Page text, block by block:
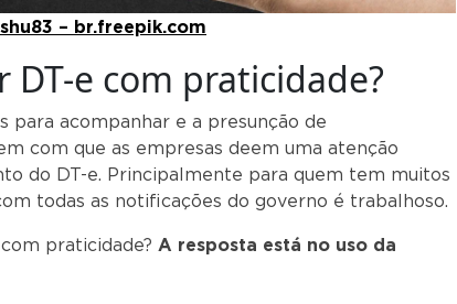
– br.freepik.com
DT-e com praticidade?
para acompanhar e a presunção de
com que as empresas deem uma atenção
do DT-e. Principalmente para quem tem muitos
todas as notificações do governo é trabalhoso.
praticidade? A resposta está no uso da